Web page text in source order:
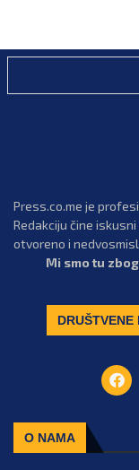
Press.co.me je
Redakciju čine
otvoreno i
Mi smo tu
DRUŠTVENE
O NAMA